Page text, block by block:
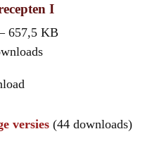
I
657,5 KB
versies (44 downloads)